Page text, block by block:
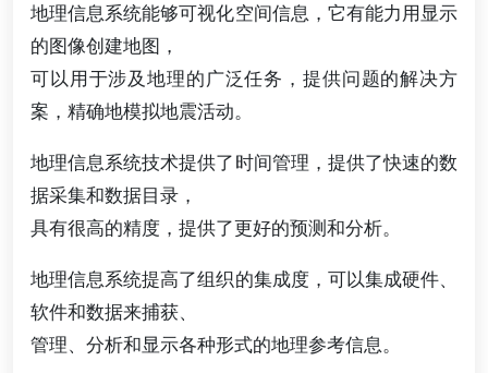
地理信息系统能够可视化空间信息，它有能力用显示
的图像创建地图，
可以用于涉及地理的广泛任务，提供问题的解决方
案，精确地模拟地震活动。
地理信息系统技术提供了时间管理，提供了快速的数
据采集和数据目录，
具有很高的精度，提供了更好的预测和分析。
地理信息系统提高了组织的集成度，可以集成硬件、
软件和数据来捕获、
管理、分析和显示各种形式的地理参考信息。